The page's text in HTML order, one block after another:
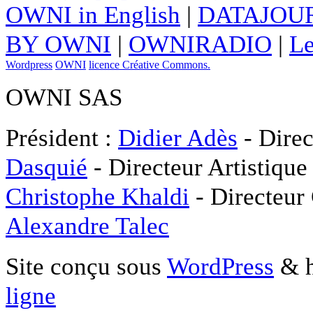
OWNI in English |
BY OWNI | OWNIRADIO |
Wordpress OWNI licence Créative Commons.
OWNI SAS
Président : Didier Adès -
Dasquié - Directeur
Christophe Khaldi -
Alexandre Talec
Site conçu sous WordPress &
ligne